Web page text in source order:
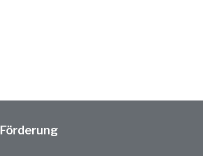
Förderung